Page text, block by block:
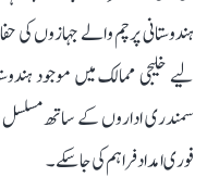
ہندوستانی پرچم والے جہازوں
لیے خلیجی ممالک میں موجود
سمندری اداروں کے ساتھ مسلسل
فوری امداد فراہم کی جا سکے۔